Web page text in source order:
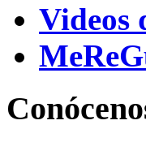
Videos